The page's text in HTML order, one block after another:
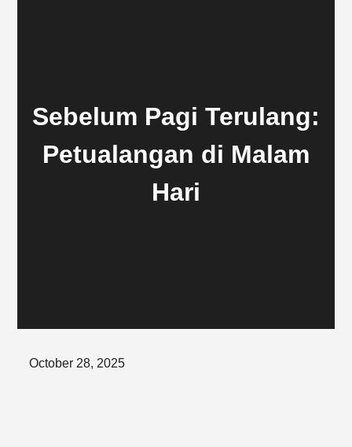
Sebelum Pagi Terulang:
Petualangan di Malam
Hari
Posted
October 28, 2025